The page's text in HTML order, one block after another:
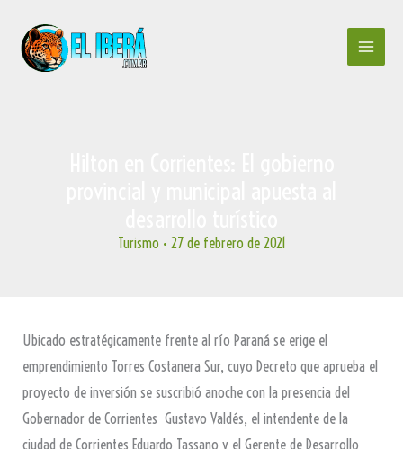
contenido
Turismo• 27 de febrero de 2021
Ubicado estratégicamente frente al río Paraná se erige el
emprendimiento Torres Costanera Sur, cuyo Decreto que aprueba el
proyecto de inversión se suscribió anoche con la presencia del
Gobernador de Corrientes Gustavo Valdés, el intendente de la
ciudad de Corrientes Eduardo Tassano y el Gerente de Desarrollo